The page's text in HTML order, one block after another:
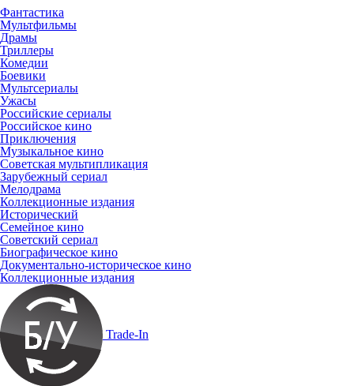
Фантастика
Мультфильмы
Драмы
Триллеры
Комедии
Боевики
Мультсериалы
Ужасы
Российские сериалы
Российское кино
Приключения
Музыкальное кино
Советская мультипликация
Зарубежный сериал
Мелодрама
Коллекционные издания
Исторический
Семейное кино
Советский сериал
Биографическое кино
Документально-историческое кино
Коллекционные издания
Trade-In